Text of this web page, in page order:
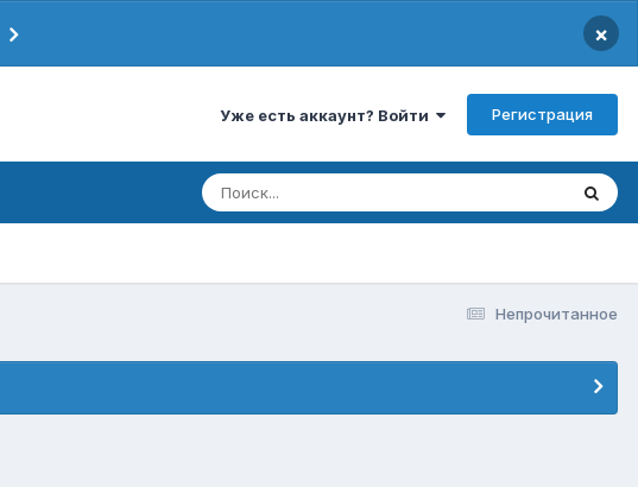
×
Уже есть аккаунт? Войти Регистрация
Непрочитанное